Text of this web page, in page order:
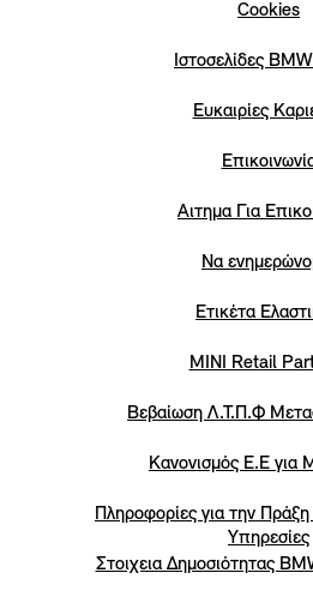
Cookies
Iστοσελίδες
Eυκαιρίες
Αιτημα Για
Να
Ετικέτα
MINI Retail
Βεβαίωση Λ.Τ.Π.Φ
Κανονισμός Ε.Ε για
Πληροφορίες για την Πράξη
Υπηρεσίες
Στοιχεια Δημοσιότητας